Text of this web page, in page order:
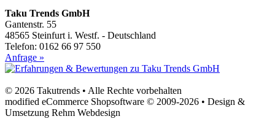
Taku Trends GmbH
Gantenstr. 55
48565 Steinfurt i. Westf. - Deutschland
Telefon: 0162 66 97 550
Anfrage »
© 2026 Takutrends • Alle Rechte vorbehalten
modified eCommerce Shopsoftware © 2009-2026 • Design &
Umsetzung Rehm Webdesign